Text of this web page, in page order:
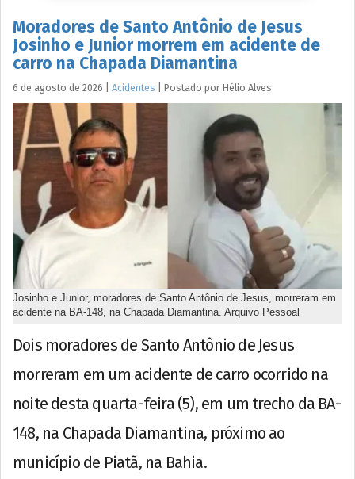
Moradores de Santo Antônio de Jesus
Josinho e Junior morrem em acidente de
carro na Chapada Diamantina
6 de agosto de 2026 Acidentes Postado por Hélio Alves
Josinho e Junior, moradores de Santo Antônio de Jesus, morreram em
acidente na BA-148, na Chapada Diamantina. Arquivo Pessoal
Dois moradores de Santo Antônio de Jesus
morreram em um acidente de carro ocorrido na
noite desta quarta-feira (5), em um trecho da BA-
148, na Chapada Diamantina, próximo ao
município de Piatã, na Bahia.